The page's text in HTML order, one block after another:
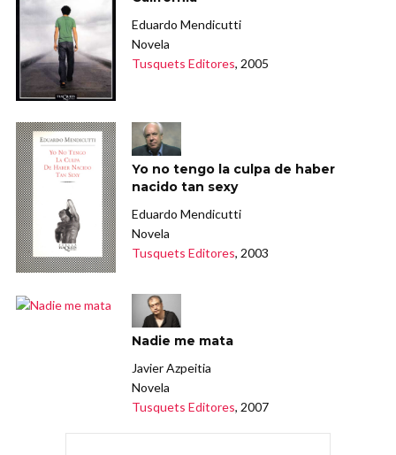
Eduardo Mendicutti
Novela
Tusquets Editores, 2005
Yo no tengo la culpa de haber
nacido tan sexy
Eduardo Mendicutti
Novela
Tusquets Editores, 2003
Nadie me mata
Javier Azpeitia
Novela
Tusquets Editores, 2007